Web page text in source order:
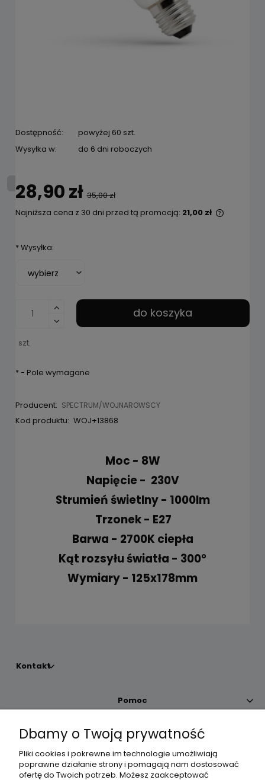
Dostępność:
powyżej 60 szt.
Wysyłka w:
do 6 dni roboczych
28,90 zł 35,00 zł
Najniższa cena z 30 dni przed tą promocją: 21,00 zł
*Wysyłka:
szt.
do koszyka
*- Pole wymagane
Producent: SPECTRUM/WOJNAROWSCY
Kod produktu: WOJ+13868
Moc - 8W
Napięcie - 230V
Strumień świetlny - 1000lm
Trzonek - E27
Barwa - 2700K ciepła
Kąt rozsyłu światła - 300°
Wymiary - 125x178mm
Kontakt
Pomoc
Moje konto
Płatności i dostawa
Dbamy o Twoją prywatność
Pliki cookies i pokrewne im technologie umożliwiają
poprawne działanie strony i pomagają nam dostosować
ofertę do Twoich potrzeb. Możesz zaakceptować